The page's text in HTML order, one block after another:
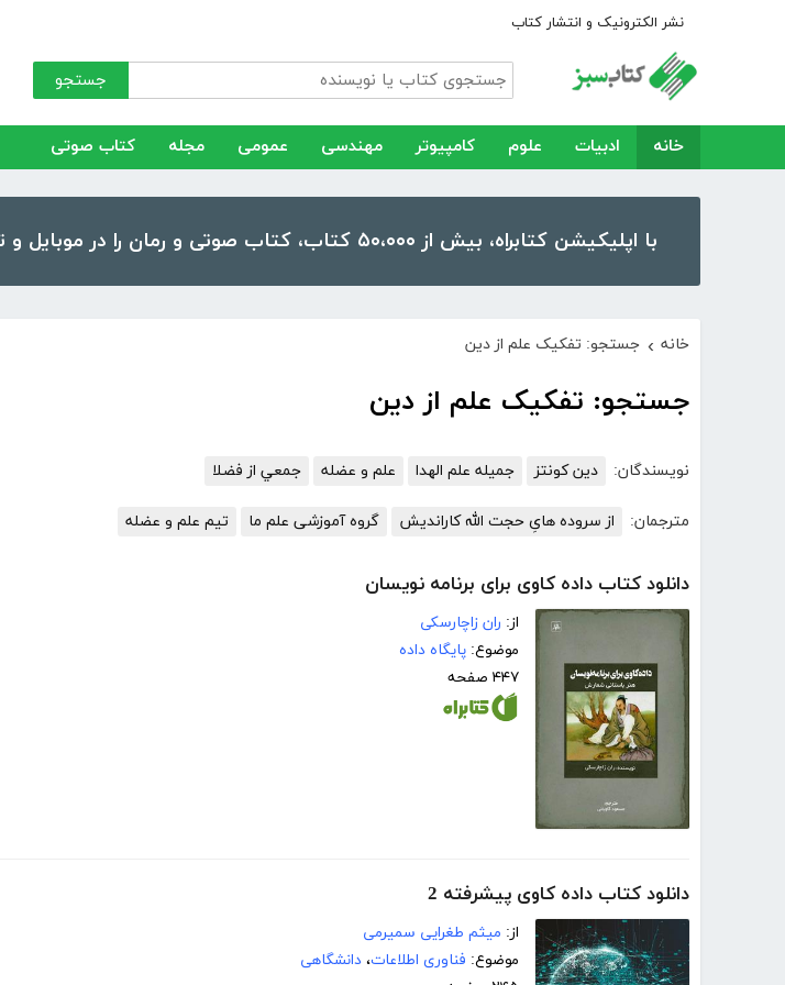
نشر الکترونیک و انتشار کتاب
جستجو
خانه ادبیات علوم کامپیوتر مهندسی عمومی مجله کتاب صوتی
با اپلیکیشن کتابراه، بیش از ۵۰،۰۰۰ کتاب، کتاب صوتی و رمان را در موبایل و تبلت خود داشته باشید!
خانه › جستجو: تفکیک علم از دین
جستجو: تفکیک علم از دین
نویسندگان: دین کونتز جمیله‌ علم ‌الهدا علم و عضله جمعي از فضلا
مترجمان: از سروده هایِ حجت الله کاراندیش گروه آموزشی علم ما تیم علم و عضله
دانلود کتاب داده کاوی برای برنامه نویسان
از: ران زاچارسکی
موضوع: پایگاه داده
۴۴۷ صفحه
دانلود کتاب داده کاوی پیشرفته 2
از: میثم طغرایی سمیرمی
موضوع: فناوری اطلاعات، دانشگاهی